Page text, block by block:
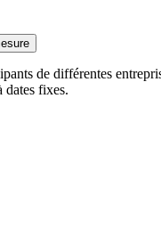
de différentes
dates fixes.